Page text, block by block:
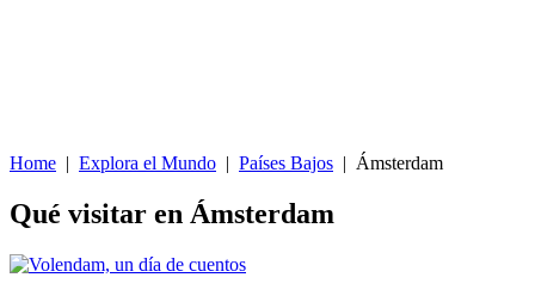
Home | Explora el Mundo | Países Bajos | Ámsterdam
Qué visitar en Ámsterdam